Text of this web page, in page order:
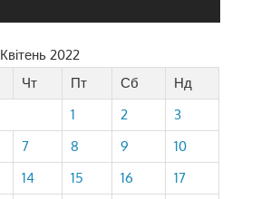
Квітень 2022
Чт Пт Сб
Нд
1
2
3
7 8 9
10
14 15 16
17